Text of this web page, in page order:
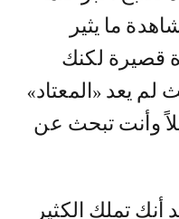
ما يثير
قصيرة لكنك
يعد «المعتاد»
وأنت تبحث عن
تملك الكثير